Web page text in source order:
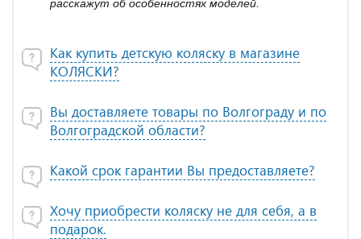
расскажут об особенностях моделей.
Как купить детскую коляску в магазине
КОЛЯСКИ?
Вы доставляете товары по Волгограду и по
Волгоградской области?
Какой срок гарантии Вы предоставляете?
Хочу приобрести коляску не для себя, а в
подарок.